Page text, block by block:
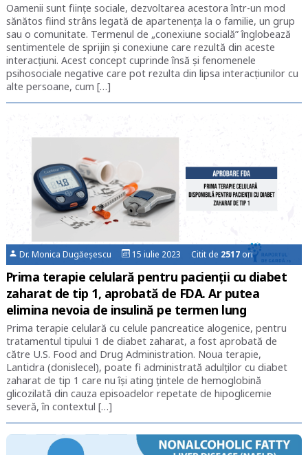
Oamenii sunt ființe sociale, dezvoltarea acestora într-un mod
sănătos fiind strâns legată de apartenența la o familie, un grup
sau o comunitate. Termenul de „conexiune socială” înglobează
sentimentele de sprijin și conexiune care rezultă din aceste
interacțiuni. Acest concept cuprinde însă și fenomenele
psihosociale negative care pot rezulta din lipsa interacțiunilor cu
alte persoane, cum […]
Dr. Monica Dugăeșescu 15 iulie 2023 Citit de 2517 ori
Prima terapie celulară pentru pacienţii cu diabet
zaharat de tip 1, aprobată de FDA. Ar putea
elimina nevoia de insulină pe termen lung
Prima terapie celulară cu celule pancreatice alogenice, pentru
tratamentul tipului 1 de diabet zaharat, a fost aprobată de
către U.S. Food and Drug Administration. Noua terapie,
Lantidra (donislecel), poate fi administrată adulţilor cu diabet
zaharat de tip 1 care nu îşi ating ţintele de hemoglobină
glicozilată din cauza episoadelor repetate de hipoglicemie
severă, în contextul […]